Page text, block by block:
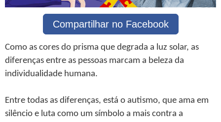
Compartilhar no Facebook
Como as cores do prisma que degrada a luz solar, as
diferenças entre as pessoas marcam a beleza da
individualidade humana.
Entre todas as diferenças, está o autismo, que ama em
silêncio e luta como um símbolo a mais contra a